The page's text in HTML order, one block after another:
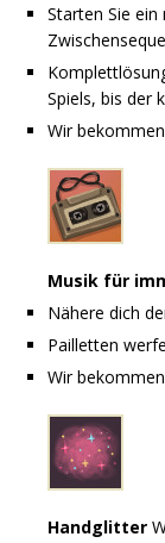
Starten Sie ein
Spiels, bis der
Wir
Musik für
Nähere dich
Pailletten
Wir
Handglitter